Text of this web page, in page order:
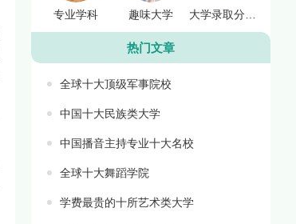
专业学科 趣味大学 大学录取分数线
热门文章
全球十大顶级军事院校
中国十大民族类大学
中国播音主持专业十大名校
全球十大舞蹈学院
学费最贵的十所艺术类大学